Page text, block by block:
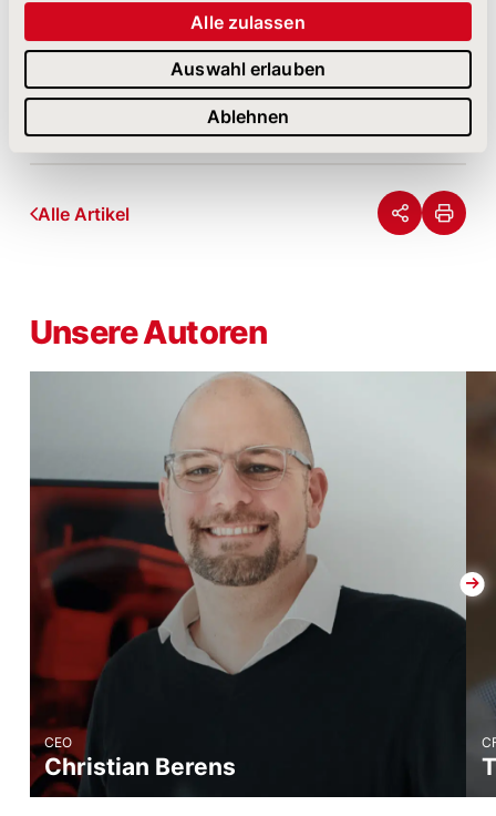
Alle zulassen
Auswahl erlauben
Ablehnen
mal, ob wir ein eigenes NetFed E-Sports-Team
zusammenbekommen. Einen Profi haben wir ja
schon mal ;)
* MOBA:MultiplayerOnlineBattleArena: Echtzeit-
Alle Artikel
Unsere Autoren
CEO
Christian Berens
Business Administration, Corporate Communications & Digital
Positive Unternehmenskultur & Haltung